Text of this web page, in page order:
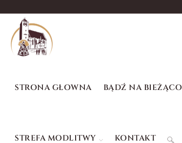
STRONA GŁOWNA BĄDŹ NA BIEŻĄCO
STREFA MODLITWY KONTAKT